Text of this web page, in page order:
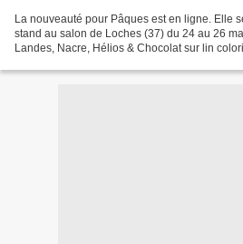
La nouveauté pour Pâques est en ligne. Elle
stand au salon de Loches (37) du 24 au 26
Landes, Nacre, Hélios & Chocolat sur lin